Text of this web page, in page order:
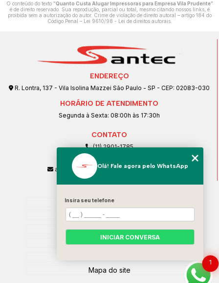
O conteúdo do texto "Quanto Custa Alugar Impressoras para Empresa Vila Prudente"
é de direito reservado. Sua reprodução, parcial ou total, mesmo citando nossos links, é
proibida sem a autorização do autor. Crime de violação de direito autoral – artigo 184 do
Código Penal –
Lei 9610/98 - Lei de direitos autorais.
ENDEREÇO
R. Lontra, 137 - Vila Isolina Mazzei São Paulo - SP - CEP: 02083-030
HORÁRIO DE ATENDIMENTO
Segunda à Sexta: 08:00h às 17:30h
CONTATO
(11) 2901-1785
(11) 99239-1832
atendimento@santeccopiadoras.com.br
Home
Empresa
SERVIÇOS
Contato
Mapa do site
1
Olá! Fale agora pelo WhatsApp
Insira seu telefone
INICIAR CONVERSA